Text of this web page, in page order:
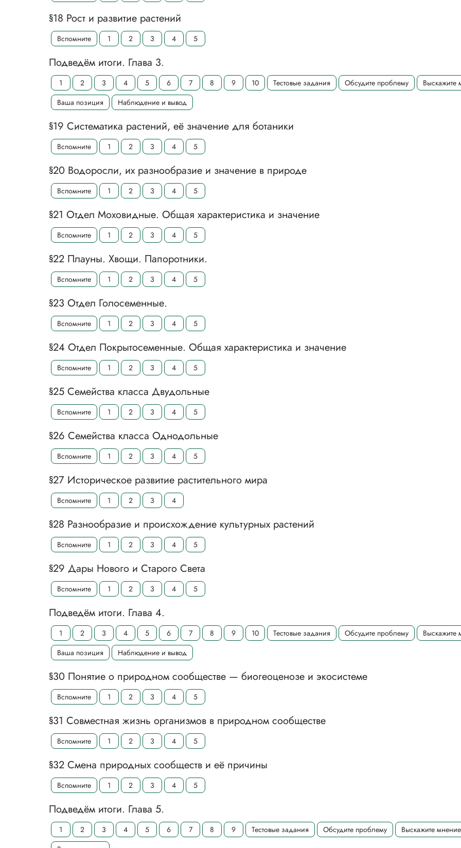
§18 Рост и развитие растений
Вспомните 1 2 3 4 5
Подведём итоги. Глава 3.
1 2 3 4 5 6 7 8 9 10 Тестовые задания Обсудите проблему
Выскажите
Ваша позиция
Наблюдение и вывод
§19 Систематика растений, её значение для ботаники
Вспомните 1 2 3 4 5
§20 Водоросли, их разнообразие и значение в природе
Вспомните 1 2 3 4 5
§21 Отдел Моховидные. Общая характеристика и значение
Вспомните 1 2 3 4 5
§22 Плауны. Хвощи. Папоротники.
Вспомните 1 2 3 4 5
§23 Отдел Голосеменные.
Вспомните 1 2 3 4 5
§24 Отдел Покрытосеменные. Общая характеристика и значение
Вспомните 1 2 3 4 5
§25 Семейства класса Двудольные
Вспомните 1 2 3 4 5
§26 Семейства класса Однодольные
Вспомните 1 2 3 4 5
§27 Историческое развитие растительного мира
Вспомните 1 2 3 4
§28 Разнообразие и происхождение культурных растений
Вспомните 1 2 3 4 5
§29 Дары Нового и Старого Света
Вспомните 1 2 3 4 5
Подведём итоги. Глава 4.
1 2 3 4 5 6 7 8 9 10 Тестовые задания Обсудите проблему
Выскажите
Ваша позиция
Наблюдение и вывод
§30 Понятие о природном сообществе — биогеоценозе и экосистеме
Вспомните 1 2 3 4 5
§31 Совместная жизнь организмов в природном сообществе
Вспомните 1 2 3 4 5
§32 Смена природных сообществ и её причины
Вспомните 1 2 3 4 5
Подведём итоги. Глава 5.
1 2 3 4 5 6 7 8 9 Тестовые задания Обсудите проблему
Выскажите мнение